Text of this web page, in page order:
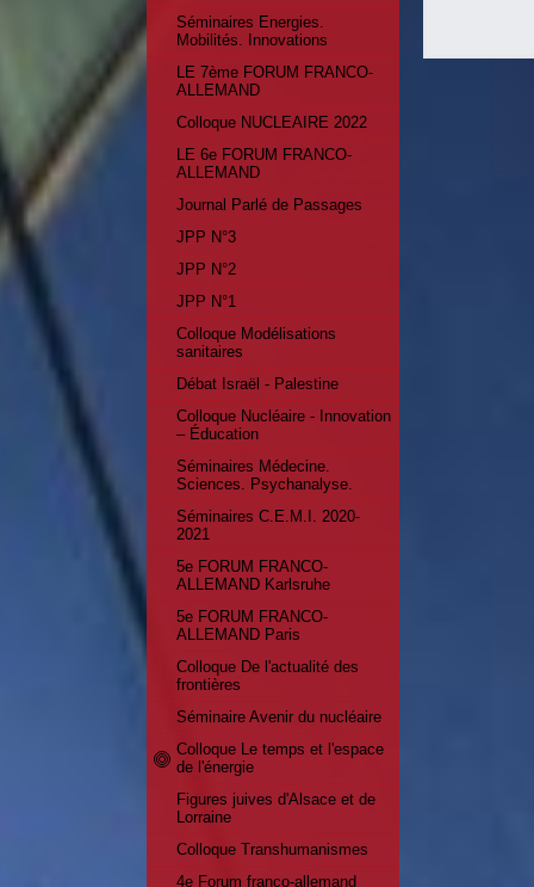
Séminaires Energies.
Mobilités. Innovations
LE 7ème FORUM FRANCO-
ALLEMAND
Colloque NUCLEAIRE 2022
LE 6e FORUM FRANCO-
ALLEMAND
Journal Parlé de Passages
JPP N°3
JPP N°2
JPP N°1
Colloque Modélisations
sanitaires
Débat Israël - Palestine
Colloque Nucléaire - Innovation
– Éducation
Séminaires Médecine.
Sciences. Psychanalyse.
Séminaires C.E.M.I. 2020-
2021
5e FORUM FRANCO-
ALLEMAND Karlsruhe
5e FORUM FRANCO-
ALLEMAND Paris
Colloque De l'actualité des
frontières
Séminaire Avenir du nucléaire
Colloque Le temps et l'espace
de l'énergie
Figures juives d'Alsace et de
Lorraine
Colloque Transhumanismes
4e Forum franco-allemand